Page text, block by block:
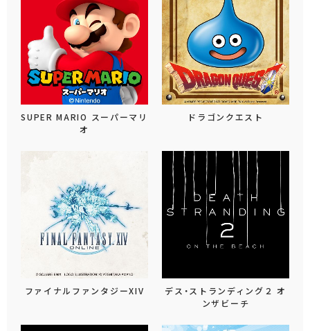
SUPER MARIO スーパーマリ
オ
ドラゴンクエスト
ファイナルファンタジーXIV
デス・ストランディング２ オ
ンザビーチ